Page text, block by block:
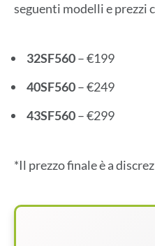
seguenti modelli e prezzi
32SF560– €199
40SF560– €249
43SF560– €299
*Il prezzo finale è a